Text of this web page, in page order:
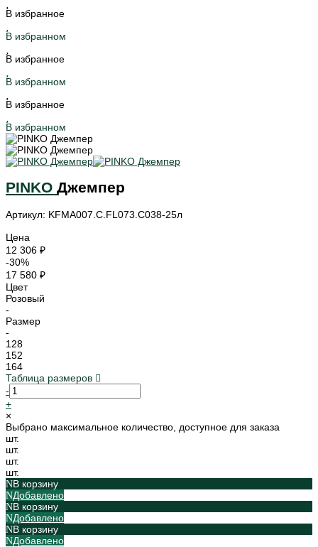
В избранное
В избранном
В избранное
В избранном
В избранное
В избранном
PINKO Джемпер
Артикул: KFMA007.C.FL073.C038-25л
Цена
12 306 ₽
-30%
17 580 ₽
Цвет
Розовый
-
Размер
-
128
152
164
Таблица размеров
-
+
×
Выбрано максимальное количество, доступное для заказа
шт.
шт.
шт.
шт.
В корзину
Добавлено
В корзину
Добавлено
В корзину
Добавлено